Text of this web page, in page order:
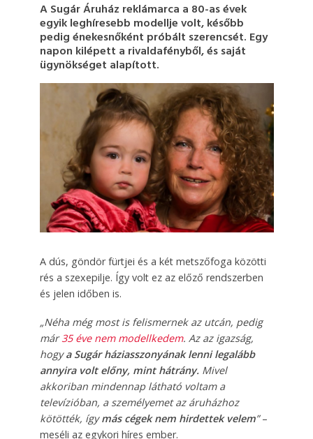
A Sugár Áruház reklámarca a 80-as évek
egyik leghíresebb modellje volt, később
pedig énekesnőként próbált szerencsét. Egy
napon kilépett a rivaldafényből, és saját
ügynökséget alapított.
A dús, göndör fürtjei és a két metszőfoga közötti
rés a szexepilje. Így volt ez az előző rendszerben
és jelen időben is.
„Néha még most is felismernek az utcán, pedig
már35 éve nem modellkedem. Az az igazság,
hogya Sugár háziasszonyának lenni legalább
annyira volt előny, mint hátrány.Mivel
akkoriban mindennap látható voltam a
televízióban, a személyemet az áruházhoz
kötötték, ígymás cégek nem hirdettek velem”–
meséli az egykori híres ember.